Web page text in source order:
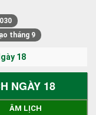
tháng 9
18
NGÀY 18
ÂM LỊCH